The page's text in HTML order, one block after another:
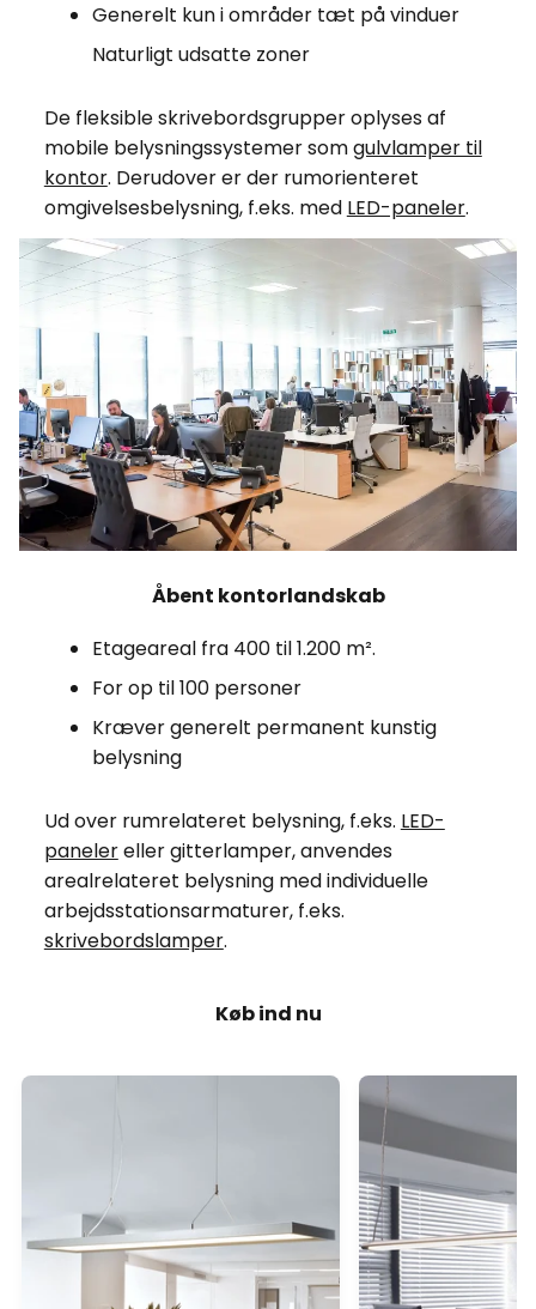
Generelt kun i områder tæt på vinduer
Naturligt udsatte zoner
De fleksible skrivebordsgrupper oplyses af
mobile belysningssystemer somgulvlamper til
kontor. Derudover er der rumorienteret
omgivelsesbelysning, f.eks. med LED-paneler.
Åbent kontorlandskab
Etageareal fra 400 til 1.200 m².
For op til 100 personer
Kræver generelt permanent kunstig
belysning
Ud over rumrelateret belysning, f.eks. LED-
panelereller gitterlamper, anvendes
arealrelateret belysning med individuelle
arbejdsstationsarmaturer, f.eks.
skrivebordslamper.
Køb ind nu